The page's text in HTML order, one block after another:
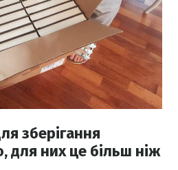
зберігання
для них це більш ніж